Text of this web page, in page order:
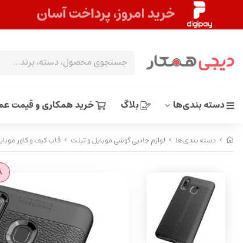
دسته بندی‌ها بلاگ خرید همکاری و قیمت
دسته بندی‌ها لوازم جانبی گوشی موبایل و تبلت قاب کیف و کاور